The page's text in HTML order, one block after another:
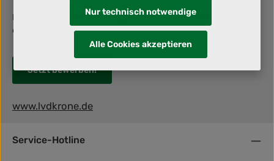
Berufliche Herausforderung gesucht? Dann schraub' mit uns an
deiner Zukunft!
Jetzt bewerben!
www.lvdkrone.de
Service-Hotline
Nur technisch notwendige
Alle Cookies akzeptieren